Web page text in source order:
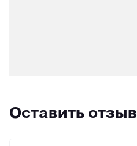
Оставить отзыв